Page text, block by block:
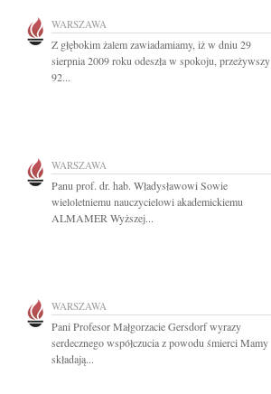
WARSZAWA
Z głębokim żalem zawiadamiamy, iż w dniu 29
sierpnia 2009 roku odeszła w spokoju, przeżywszy
92...
WARSZAWA
Panu prof. dr. hab. Władysławowi Sowie
wieloletniemu nauczycielowi akademickiemu
ALMAMER Wyższej...
WARSZAWA
Pani Profesor Małgorzacie Gersdorf wyrazy
serdecznego współczucia z powodu śmierci Mamy
składają...